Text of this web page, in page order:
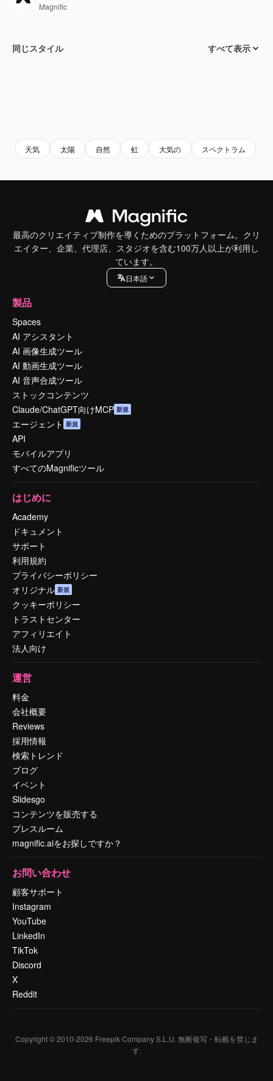
Magnific
同じスタイル すべて表示
天気 太陽 自然 虹 大気の スペクトラム
最高のクリエイティブ制作を導くためのプラットフォーム。クリ
エイター、企業、代理店、スタジオを含む100万人以上が利用し
ています。
日本語
製品
Spaces
AI アシスタント
AI 画像生成ツール
AI 動画生成ツール
AI 音声合成ツール
ストックコンテンツ
Claude/ChatGPT向けMCP 新規
エージェント 新規
API
モバイルアプリ
すべてのMagnificツール
はじめに
Academy
ドキュメント
サポート
利用規約
プライバシーポリシー
オリジナル 新規
クッキーポリシー
トラストセンター
アフィリエイト
法人向け
運営
料金
会社概要
Reviews
採用情報
検索トレンド
ブログ
イベント
Slidesgo
コンテンツを販売する
プレスルーム
magnific.aiをお探しですか？
お問い合わせ
顧客サポート
Instagram
YouTube
LinkedIn
TikTok
Discord
X
Reddit
Copyright © 2010-2026 Freepik Company S.L.U. 無断複写・転載を禁じま
す.